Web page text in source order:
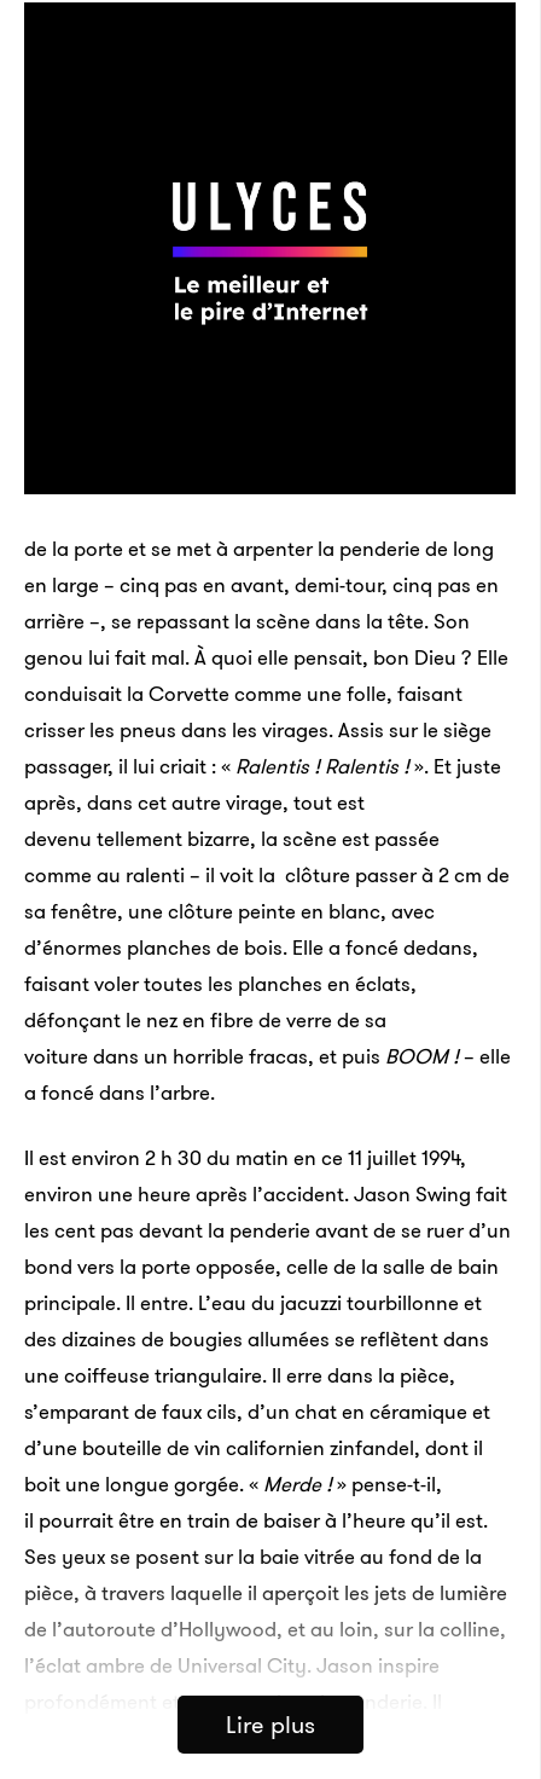
de la porte et se met à arpenter la penderie de long
en large – cinq pas en avant, demi-tour, cinq pas en
arrière –, se repassant la scène dans la tête. Son
genou lui fait mal. À quoi elle pensait, bon Dieu ? Elle
conduisait la Corvette comme une folle, faisant
crisser les pneus dans les virages. Assis sur le siège
passager, il lui criait : « Ralentis ! Ralentis !». Et juste
après, dans cet autre virage, tout est
devenu tellement bizarre, la scène est passée
comme au ralenti – il voit la clôture passer à 2 cm de
sa fenêtre, une clôture peinte en blanc, avec
d’énormes planches de bois. Elle a foncé dedans,
faisant voler toutes les planches en éclats,
défonçant le nez en fibre de verre de sa
voiture dans un horrible fracas, et puis BOOM !– elle
a foncé dans l’arbre.
Il est environ 2 h 30 du matin en ce 11 juillet 1994,
environ une heure après l’accident. Jason Swing fait
les cent pas devant la penderie avant de se ruer d’un
bond vers la porte opposée, celle de la salle de bain
principale. Il entre. L’eau du jacuzzi tourbillonne et
des dizaines de bougies allumées se reflètent dans
une coiffeuse triangulaire. Il erre dans la pièce,
s’emparant de faux cils, d’un chat en céramique et
d’une bouteille de vin californien zinfandel, dont il
boit une longue gorgée. « Merde !» pense-t-il,
il pourrait être en train de baiser à l’heure qu’il est.
Ses yeux se posent sur la baie vitrée au fond de la
pièce, à travers laquelle il aperçoit les jets de lumière
de l’autoroute d’Hollywood, et au loin, sur la colline,
l’éclat ambre de Universal City. Jason inspire
profondément et retourne dans la penderie. Il
s’arrête devant la porte qu’il a claquée. De l’autre
Lire plus